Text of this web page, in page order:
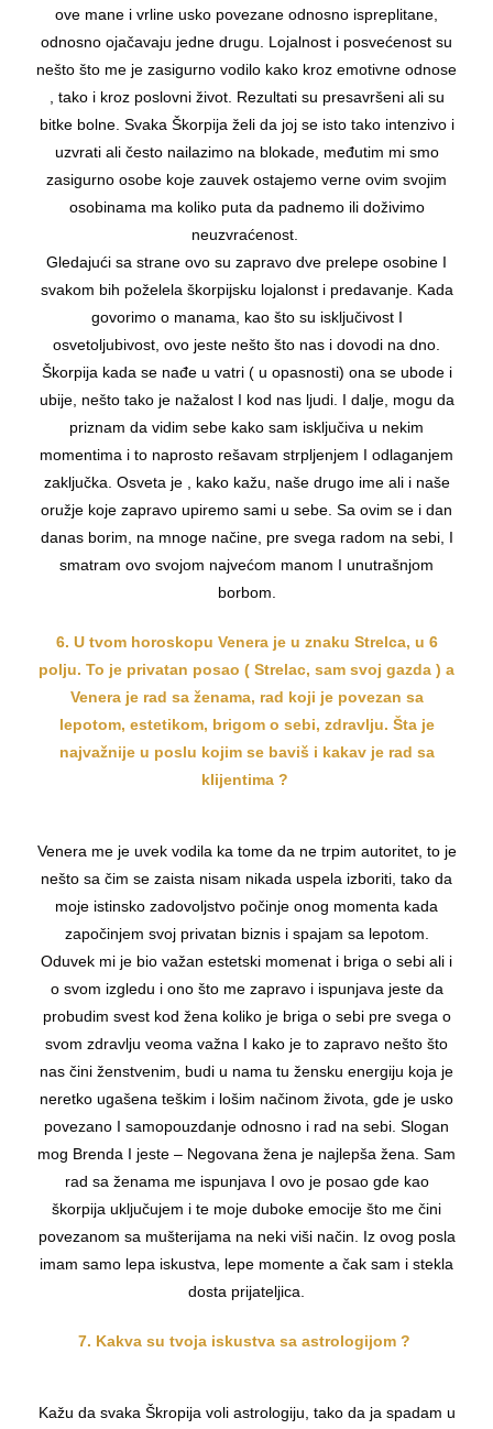
ove mane i vrline usko povezane odnosno ispreplitane,
odnosno ojačavaju jedne drugu. Lojalnost i posvećenost su
nešto što me je zasigurno vodilo kako kroz emotivne odnose
, tako i kroz poslovni život. Rezultati su presavršeni ali su
bitke bolne. Svaka Škorpija želi da joj se isto tako intenzivo i
uzvrati ali često nailazimo na blokade, međutim mi smo
zasigurno osobe koje zauvek ostajemo verne ovim svojim
osobinama ma koliko puta da padnemo ili doživimo
neuzvraćenost.
Gledajući sa strane ovo su zapravo dve prelepe osobine I
svakom bih poželela škorpijsku lojalonst i predavanje. Kada
govorimo o manama, kao što su isključivost I
osvetoljubivost, ovo jeste nešto što nas i dovodi na dno.
Škorpija kada se nađe u vatri ( u opasnosti) ona se ubode i
ubije, nešto tako je nažalost I kod nas ljudi. I dalje, mogu da
priznam da vidim sebe kako sam isključiva u nekim
momentima i to naprosto rešavam strpljenjem I odlaganjem
zaključka. Osveta je , kako kažu, naše drugo ime ali i naše
oružje koje zapravo upiremo sami u sebe. Sa ovim se i dan
danas borim, na mnoge načine, pre svega radom na sebi, I
smatram ovo svojom najvećom manom I unutrašnjom
borbom.
6. U tvom horoskopu Venera je u znaku Strelca, u 6
polju. To je privatan posao ( Strelac, sam svoj gazda ) a
Venera je rad sa ženama, rad koji je povezan sa
lepotom, estetikom, brigom o sebi, zdravlju. Šta je
najvažnije u poslu kojim se baviš i kakav je rad sa
klijentima ?
Venera me je uvek vodila ka tome da ne trpim autoritet, to je
nešto sa čim se zaista nisam nikada uspela izboriti, tako da
moje istinsko zadovoljstvo počinje onog momenta kada
započinjem svoj privatan biznis i spajam sa lepotom.
Oduvek mi je bio važan estetski momenat i briga o sebi ali i
o svom izgledu i ono što me zapravo i ispunjava jeste da
probudim svest kod žena koliko je briga o sebi pre svega o
svom zdravlju veoma važna I kako je to zapravo nešto što
nas čini ženstvenim, budi u nama tu žensku energiju koja je
neretko ugašena teškim i lošim načinom života, gde je usko
povezano I samopouzdanje odnosno i rad na sebi. Slogan
mog Brenda I jeste – Negovana žena je najlepša žena. Sam
rad sa ženama me ispunjava I ovo je posao gde kao
škorpija uključujem i te moje duboke emocije što me čini
povezanom sa mušterijama na neki viši način. Iz ovog posla
imam samo lepa iskustva, lepe momente a čak sam i stekla
dosta prijateljica.
7. Kakva su tvoja iskustva sa astrologijom ?
Kažu da svaka Škropija voli astrologiju, tako da ja spadam u